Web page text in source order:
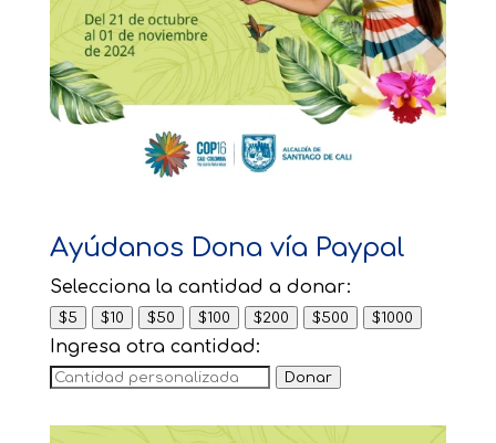
Ayúdanos Dona vía Paypal
Selecciona la cantidad a donar:
$5 $10 $50 $100 $200 $500 $1000
Ingresa otra cantidad:
Donar